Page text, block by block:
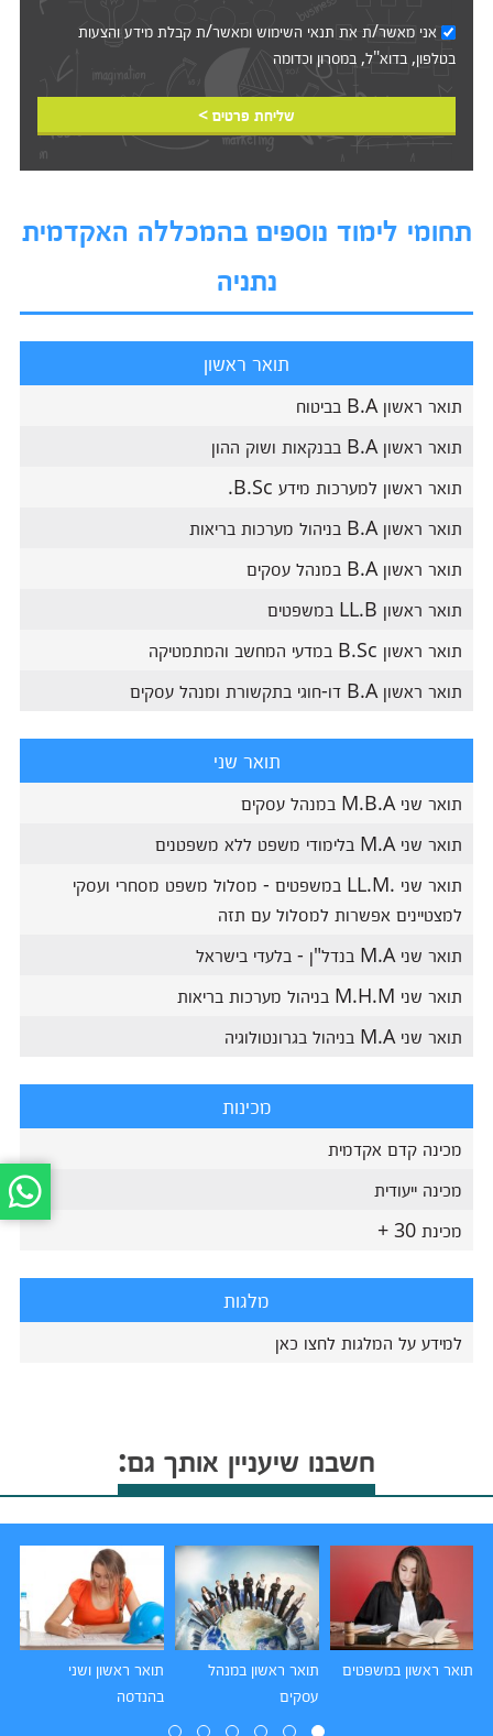
אני מאשר/ת את תנאי השימושומאשר/ת קבלת מידע והצעות
בטלפון, בדוא"ל, במסרון וכדומה‎‎
שליחת פרטים >
תחומי לימוד נוספים בהמכללה האקדמית
נתניה
תואר ראשון
תואר ראשון B.A בביטוח
תואר ראשון B.A בבנקאות ושוק ההון
תואר ראשון למערכות מידע B.Sc.
תואר ראשון B.A בניהול מערכות בריאות
תואר ראשון B.A במנהל עסקים
תואר ראשון LL.B במשפטים
תואר ראשון B.Sc במדעי המחשב והמתמטיקה
תואר ראשון B.A דו-חוגי בתקשורת ומנהל עסקים
תואר שני
תואר שני M.B.A במנהל עסקים
תואר שני M.A בלימודי משפט ללא משפטנים
תואר שני .LL.M במשפטים - מסלול משפט מסחרי ועסקי
למצטיינים אפשרות למסלול עם תזה
תואר שני M.A בנדל"ן - בלעדי בישראל
תואר שני M.H.M בניהול מערכות בריאות
תואר שני M.A בניהול בגרונטולוגיה
מכינות
מכינה קדם אקדמית
מכינה ייעודית
מכינת 30 +
מלגות
למידע על המלגות לחצו כאן
חשבנו שיעניין אותך גם:
תואר ראשון במשפטים
תואר ראשון במנהל
עסקים
תואר ראשון ושני
בהנדסה